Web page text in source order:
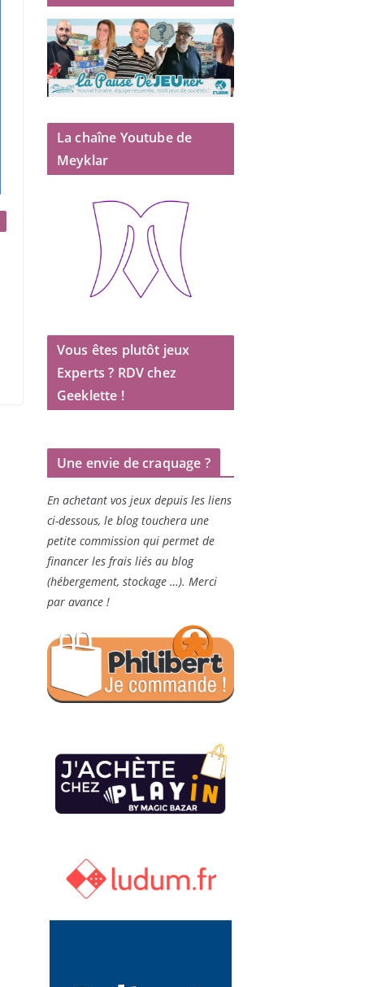
La chaîne Youtube de
Meyklar
Vous êtes plutôt jeux
Experts ? RDV chez
Geeklette !
Une envie de craquage ?
En achetant vos jeux depuis les liens
ci-dessous, le blog touchera une
petite commission qui permet de
financer les frais liés au blog
(hébergement, stockage …). Merci
par avance !